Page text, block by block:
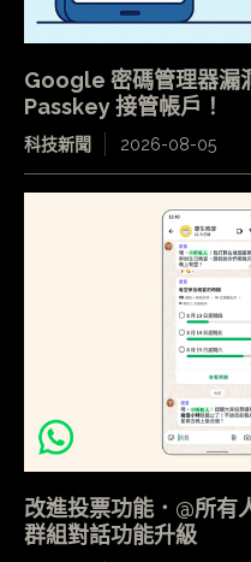
Google 密碼管理器
Passkey 接管帳戶！
科技新聞 2026-08-05
改進投票功能．@所
群組對話功能升級